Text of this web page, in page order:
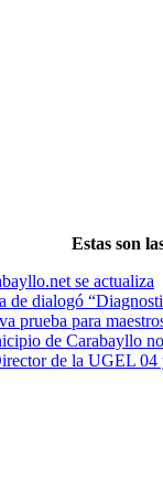
Estas son
se actualiza
de dialogó
prueba para
de Carabayllo
de la UGEL 04